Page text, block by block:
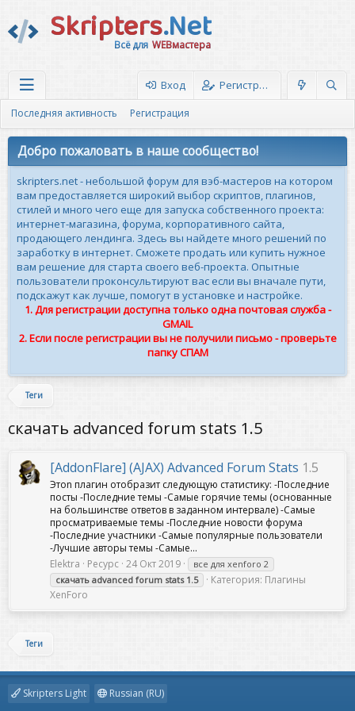
Skripters.Net
Всё для WEBмастера
Вход Регистрация
Последняя активность Регистрация
Добро пожаловать в наше сообщество!
skripters.net - небольшой форум для вэб-мастеров на котором
вам предоставляется широкий выбор скриптов, плагинов,
стилей и много чего еще для запуска собственного проекта:
интернет-магазина, форума, корпоративного сайта,
продающего лендинга. Здесь вы найдете много решений по
заработку в интернет. Сможете продать или купить нужное
вам решение для старта своего веб-проекта. Опытные
пользователи проконсультируют вас если вы вначале пути,
подскажут как лучше, помогут в установке и настройке.
1. Для регистрации доступна только одна почтовая служба -
GMAIL
2. Если после регистрации вы не получили письмо - проверьте
папку СПАМ
Теги
скачать advanced forum stats 1.5
[AddonFlare] (AJAX) Advanced Forum Stats 1.5
Этоn плагин отобразит следующую статистику: -Последние
посты -Последние темы -Самые горячие темы (основанные
на большинстве ответов в заданном интервале) -Самые
просматриваемые темы -Последние новости форума
-Последние участники -Самые популярные пользователи
-Лучшие авторы темы -Самые...
Elektra
Ресурс 24 Окт 2019
все для xenforo 2
скачать advanced forum stats 1.5 Категория: Плагины
XenForo
Теги
Skripters Light
Russian (RU)